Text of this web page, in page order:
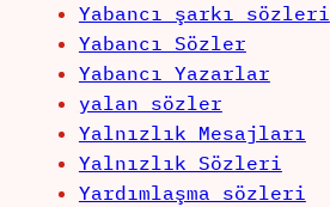
Yabancı şarkı sözleri
Yabancı Sözler
Yabancı Yazarlar
yalan sözler
Yalnızlık Mesajları
Yalnızlık Sözleri
Yardımlaşma sözleri